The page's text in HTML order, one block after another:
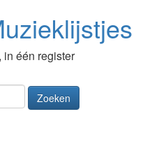
één register
Zoeken